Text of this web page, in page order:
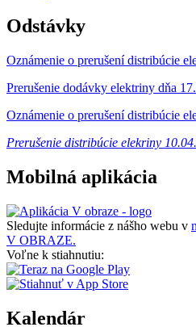
Odstávky
Oznámenie o prerušení distribúcie
Prerušenie dodávky elektriny dňa
Oznámenie o prerušení distribúcie
Prerušenie distribúcie elekriny
Mobilná aplikácia
Sledujte informácie z nášho webu v
V OBRAZE.
Voľne k stiahnutiu:
Kalendár